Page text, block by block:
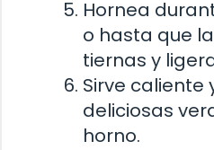
Hornea
o hasta que
tiernas y
Sirve caliente
deliciosas
horno.